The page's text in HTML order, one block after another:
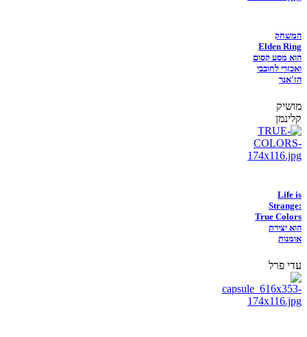
המשחק
Elden Ring
הוא מסע קסום
ואכזרי לחובבי
הז'אנר
מושיק
קלינמן
Life is
Strange:
True Colors
הוא יצירת
אומנות
עדי פרל